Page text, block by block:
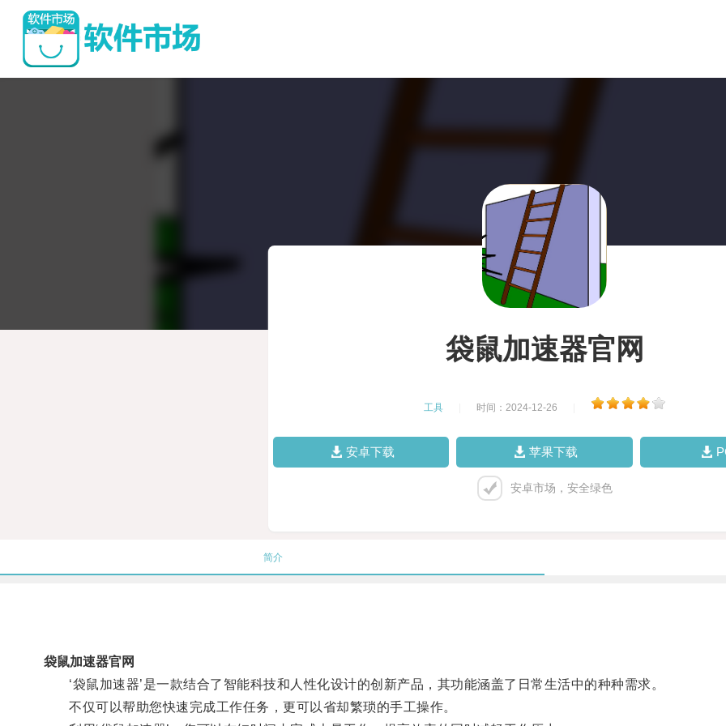
袋鼠加速器官网
工具 时间：2024-12-26
安卓下载 苹果下载
安卓市场，安全绿色
简介
袋鼠加速器官网
‘袋鼠加速器’是一款结合了智能科技和人性化设计的创新产品，其功能涵盖了日常生活中的种种需求。
不仅可以帮助您快速完成工作任务，更可以省却繁琐的手工操作。